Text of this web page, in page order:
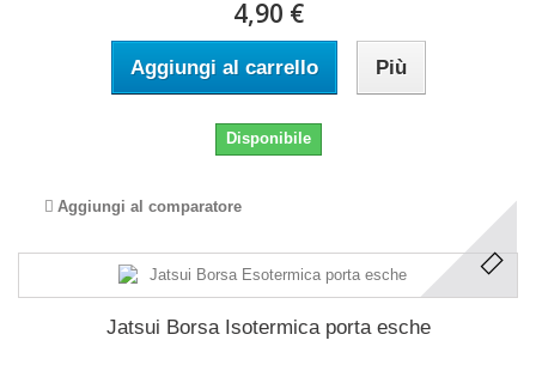
4,90 €
Aggiungi al carrello Più
Disponibile
Aggiungi al comparatore
Jatsui Borsa Isotermica porta esche